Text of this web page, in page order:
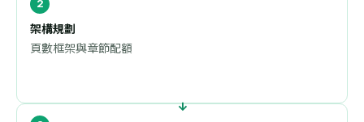
架構規劃
頁數框架與章節配額